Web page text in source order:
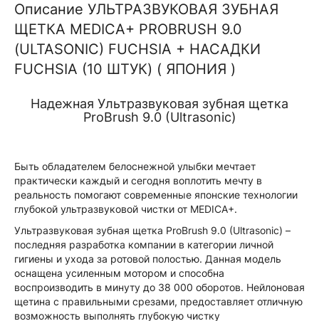
Описание УЛЬТРАЗВУКОВАЯ ЗУБНАЯ
ЩЕТКА MEDICA+ PROBRUSH 9.0
(ULTASONIC) FUCHSIA + НАСАДКИ
FUCHSIA (10 ШТУК) ( ЯПОНИЯ )
Надежная Ультразвуковая зубная щетка
ProBrush 9.0 (Ultrasonic)
Быть обладателем белоснежной улыбки мечтает
практически каждый и сегодня воплотить мечту в
реальность помогают современные японские технологии
глубокой ультразвуковой чистки от MEDICA+.
Ультразвуковая зубная щетка ProBrush 9.0 (Ultrasonic) –
последняя разработка компании в категории личной
гигиены и ухода за ротовой полостью. Данная модель
оснащена усиленным мотором и способна
воспроизводить в минуту до 38 000 оборотов. Нейлоновая
щетина с правильными срезами, предоставляет отличную
возможность выполнять глубокую чистку